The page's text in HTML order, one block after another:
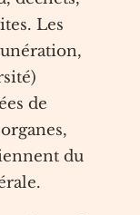
Les
de
du